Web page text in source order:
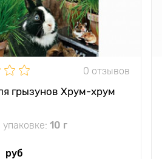
0 отзывов
грызунов Хрум-хрум
10 г
руб
между
3 х 3 см
Теплое место